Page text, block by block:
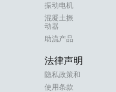
振动电机
混凝土振
动器
助流产品
法律声明
隐私政策和
使用条款